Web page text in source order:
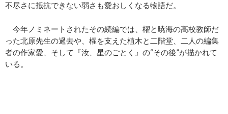
不尽さに抵抗できない弱さも愛おしくなる物語だ。
今年ノミネートされたその続編では、櫂と暁海の高校教師だ
った北原先生の過去や、櫂を支えた植木と二階堂、二人の編集
者の作家愛、そして『汝、星のごとく』の“その後”が描かれて
いる。